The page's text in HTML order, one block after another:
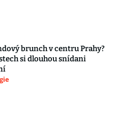
brunch v centru Prahy?
si dlouhou snídani